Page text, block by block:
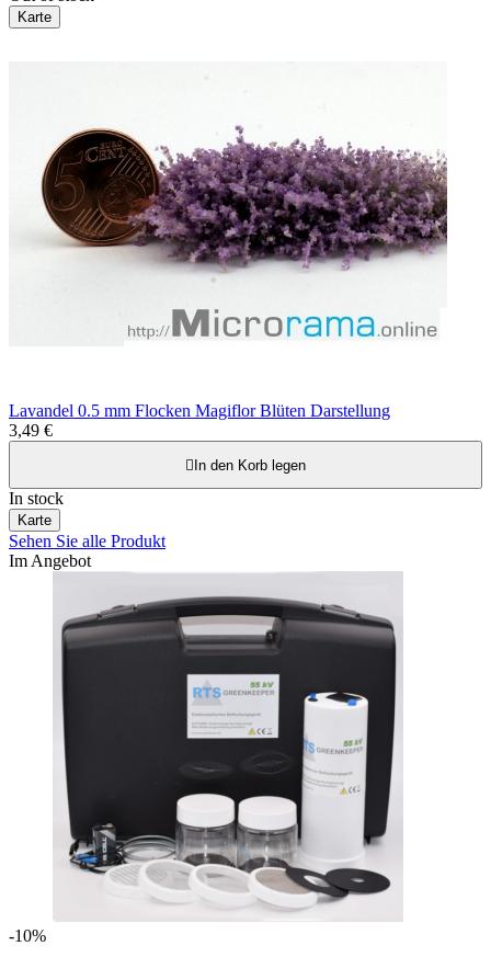
Karte
Lavandel 0.5 mm Flocken Magiflor Blüten Darstellung
3,49 €
 In den Korb legen
In stock
Karte
Sehen Sie alle Produkt
Im Angebot
-10%